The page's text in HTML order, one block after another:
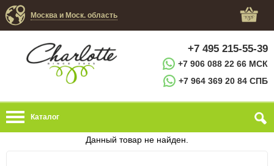
Москва и Моск. область
+7 495 215-55-39
+7 906 088 22 66 МСК
+7 964 369 20 84 СПБ
Каталог
Данный товар не найден.